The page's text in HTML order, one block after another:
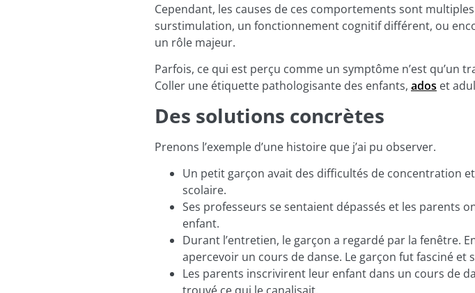
Cependant, les causes de ces comportements sont
surstimulation, un fonctionnement cognitif différent, ou
un rôle majeur.
Parfois, ce qui est perçu comme un symptôme n’est qu’un
Coller une étiquette pathologisante des enfants, ados et
Des solutions concrètes
Prenons l’exemple d’une histoire que j’ai pu observer.
Un petit garçon avait des difficultés de concentration
scolaire.
Ses professeurs se sentaient dépassés et les parents
enfant.
Durant l’entretien, le garçon a regardé par la fenêtre.
apercevoir un cours de danse. Le garçon fut fasciné et
Les parents inscrivirent leur enfant dans un cours de